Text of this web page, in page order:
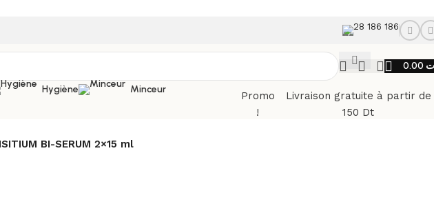
28 186 186
Hygiène Minceur
Promo
!
Livraison gratuite à partir de
150 Dt
BI-SERUM 2×15 ml